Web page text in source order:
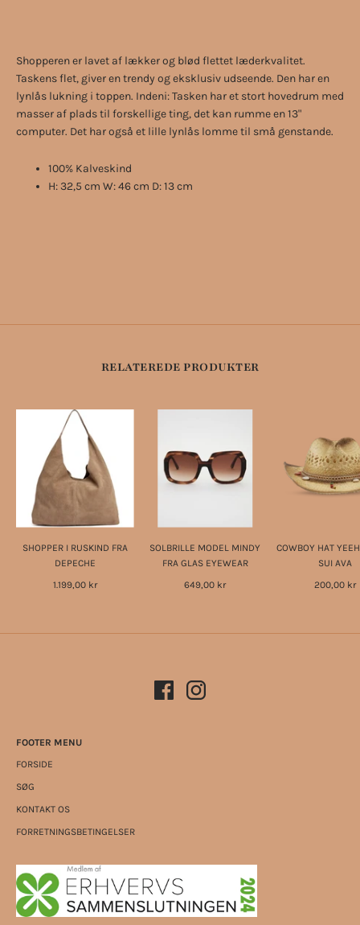
Shopperen er lavet af lækker og blød flettet læderkvalitet.
Taskens flet, giver en trendy og eksklusiv udseende. Den har en
lynlås lukning i toppen. Indeni: Tasken har et stort hovedrum med
masser af plads til forskellige ting, det kan rumme en 13"
computer. Det har også et lille lynlås lomme til små genstande.
100% Kalveskind
H: 32,5 cm W: 46 cm D: 13 cm
RELATEREDE PRODUKTER
SHOPPER I RUSKIND FRA
DEPECHE
1.199,00 kr
SOLBRILLE MODEL MINDY
FRA GLAS EYEWEAR
649,00 kr
COWBOY HAT
SUI AVA
200,00 kr
FOOTER MENU
FORSIDE
SØG
KONTAKT OS
FORRETNINGSBETINGELSER